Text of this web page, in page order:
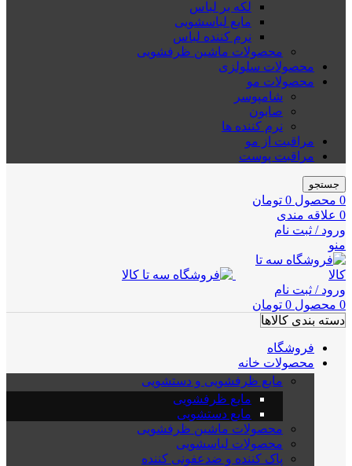
لکه بر لباس
مایع لباسشویی
نرم کننده لباس
محصولات ماشین ظرفشویی
محصولات سلولزی
محصولات مو
شامپوسر
صابون
نرم کننده ها
مراقبت از مو
مراقبت پوست
جستجو
0 محصول 0 تومان
0 علاقه مندی
ورود / ثبت نام
منو
ورود / ثبت نام
0 محصول 0 تومان
دسته بندی کالاها
فروشگاه
محصولات خانه
مایع ظرفشویی و دستشویی
مایع ظرفشویی
مایع دستشویی
محصولات ماشین ظرفشویی
محصولات لباسشویی
پاک کننده و ضدعفونی کننده